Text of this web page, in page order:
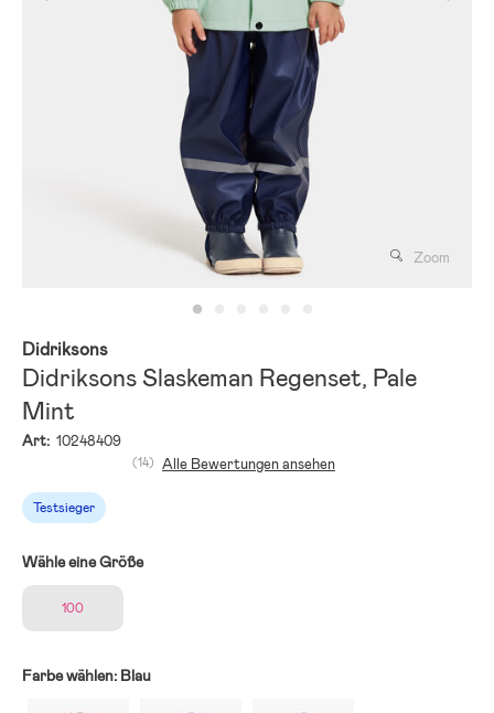
Zoom
Didriksons
Didriksons Slaskeman Regenset, Pale
Mint
Art: 10248409
Testsieger
(14) Alle Bewertungen ansehen
Wähle eine Größe
100
Farbe wählen: Blau